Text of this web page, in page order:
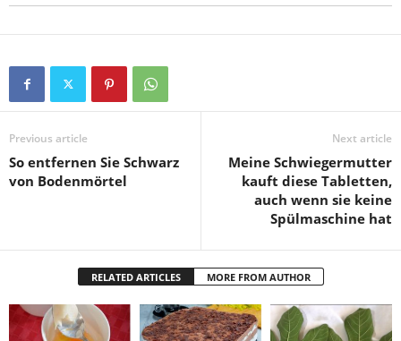
Previous article
So entfernen Sie Schwarz
von Bodenmörtel
Next article
Meine Schwiegermutter
kauft diese Tabletten,
auch wenn sie keine
Spülmaschine hat
RELATED ARTICLES MORE FROM AUTHOR